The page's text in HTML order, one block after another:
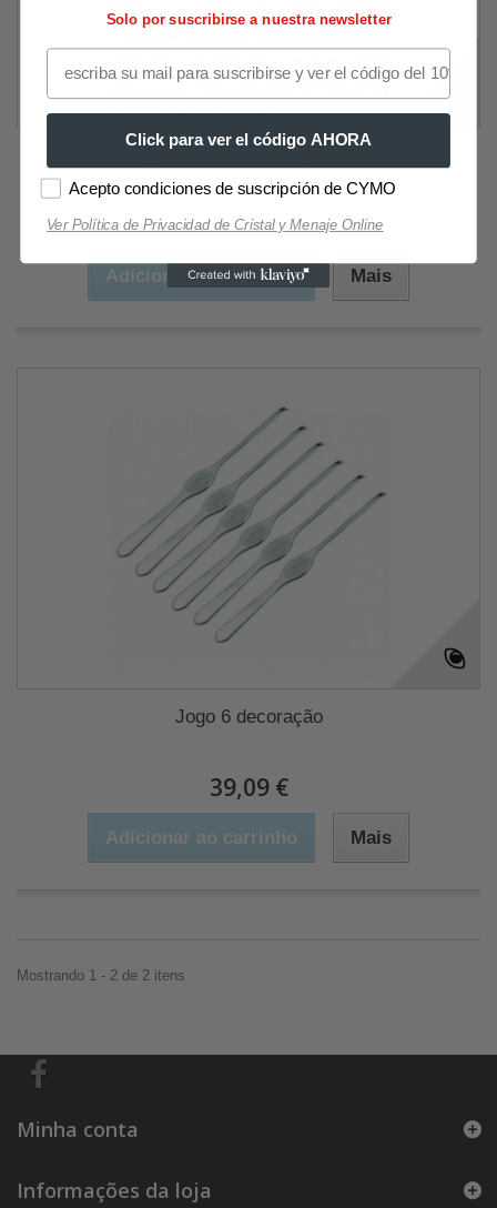
Lacor aries peixe suporte
3,55 €
Adicionar ao carrinho Mais
Jogo 6 decoração
39,09 €
Adicionar ao carrinho Mais
Mostrando 1 - 2 de 2 itens
Minha conta
Informações da loja
Solo por suscribirse a nuestra newsletter
Click para ver el código AHORA
Acepto condiciones de suscripción de CYMO
Ver Política de Privacidad de Cristal y Menaje Online